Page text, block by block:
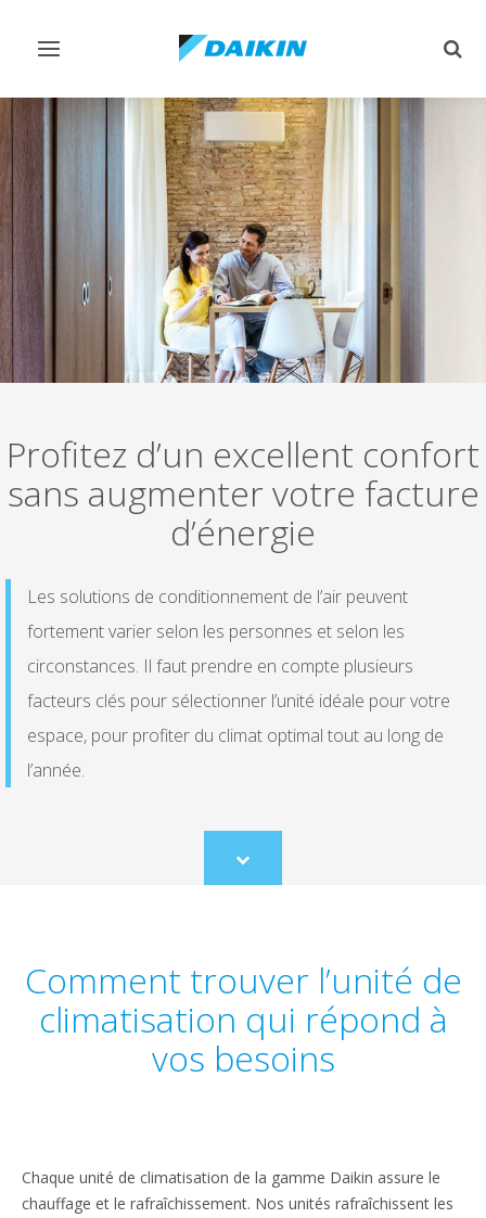
Afficher/masquer
Profitez d’un excellent confort
sans augmenter votre facture
d’énergie
Les solutions de conditionnement de l’air peuvent
fortement varier selon les personnes et selon les
circonstances. Il faut prendre en compte plusieurs
facteurs clés pour sélectionner l’unité idéale pour votre
espace, pour profiter du climat optimal tout au long de
l’année.
Scroll
to
Comment trouver l’unité de
climatisation qui répond à
vos besoins
Chaque unité de climatisation de la gamme Daikin assure le
chauffage et le rafraîchissement. Nos unités rafraîchissent les